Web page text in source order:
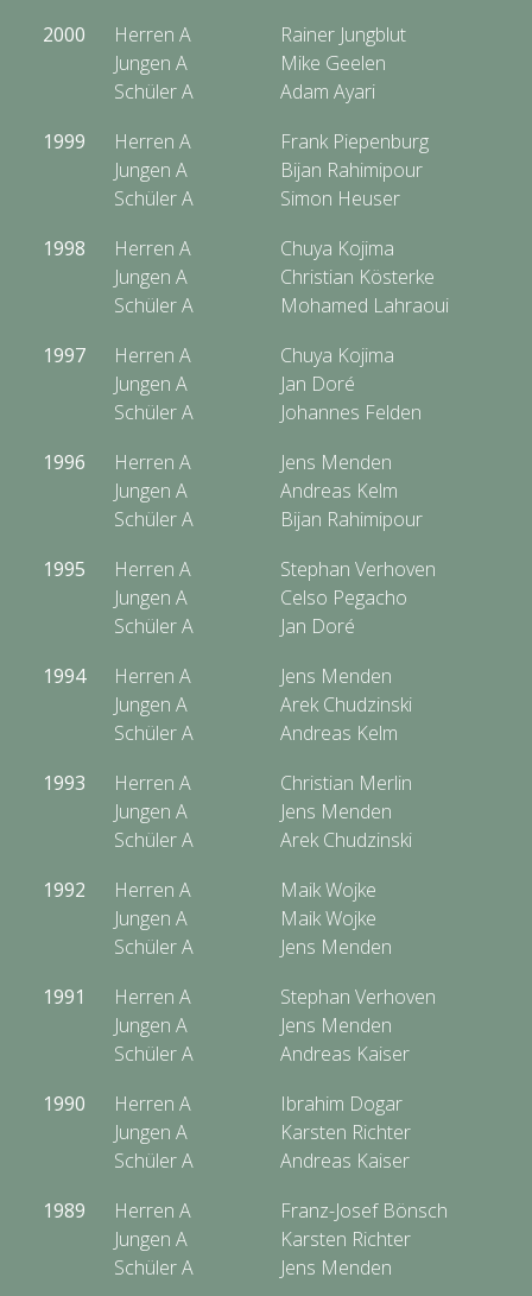
2000
Herren A
Jungen A
Schüler A
Rainer Jungblut
Mike Geelen
Adam Ayari
1999
Herren A
Jungen A
Schüler A
Frank Piepenburg
Bijan Rahimipour
Simon Heuser
1998
Herren A
Jungen A
Schüler A
Chuya Kojima
Christian Kösterke
Mohamed Lahraoui
1997
Herren A
Jungen A
Schüler A
Chuya Kojima
Jan Doré
Johannes Felden
1996
Herren A
Jungen A
Schüler A
Jens Menden
Andreas Kelm
Bijan Rahimipour
1995
Herren A
Jungen A
Schüler A
Stephan Verhoven
Celso Pegacho
Jan Doré
1994
Herren A
Jungen A
Schüler A
Jens Menden
Arek Chudzinski
Andreas Kelm
1993
Herren A
Jungen A
Schüler A
Christian Merlin
Jens Menden
Arek Chudzinski
1992
Herren A
Jungen A
Schüler A
Maik Wojke
Maik Wojke
Jens Menden
1991
Herren A
Jungen A
Schüler A
Stephan Verhoven
Jens Menden
Andreas Kaiser
1990
Herren A
Jungen A
Schüler A
Ibrahim Dogar
Karsten Richter
Andreas Kaiser
1989
Herren A
Jungen A
Schüler A
Franz-Josef Bönsch
Karsten Richter
Jens Menden